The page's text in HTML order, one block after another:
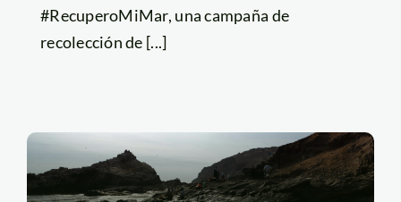
#RecuperoMiMar, una campaña de
recolección de [...]